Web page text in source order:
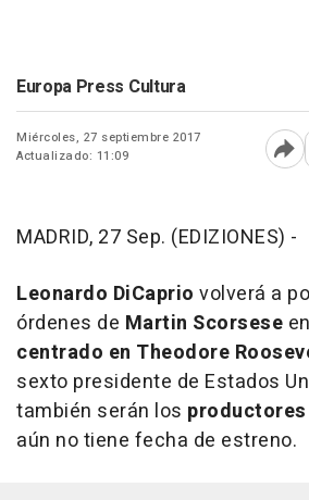
Europa Press Cultura
Miércoles, 27 septiembre 2017
Actualizado: 11:09
MADRID, 27 Sep. (EDIZIONES) -
Leonardo DiCaprio volverá a
órdenes de Martin Scorsese
centrado en Theodore
sexto presidente de Estados
también serán los productores
aún no tiene fecha de estreno.